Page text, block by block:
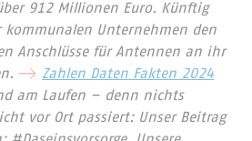
912 Millionen Euro. Künftig
kommunalen Unternehmen den
Anschlüsse für Antennen an ihr
Zahlen Daten Fakten 2024
am Laufen – denn nichts
vor Ort passiert: Unser Beitrag